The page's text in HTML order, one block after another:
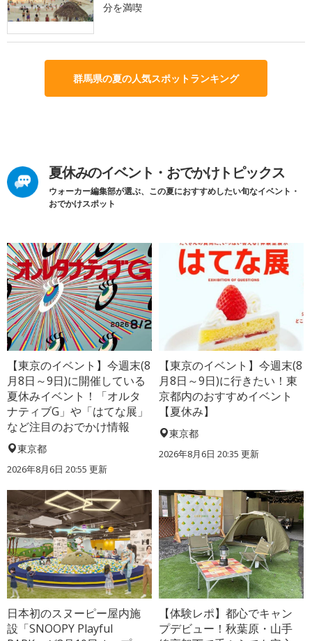
分を満喫
群馬県の夏の人気スポットランキング
夏休みのイベント・おでかけトピックス
ウォーカー編集部が選ぶ、この夏におすすめしたい旬なイベント・
おでかけスポット
【東京のイベント】今週末(8
月8日～9日)に開催している
夏休みイベント！「オルタ
ナティブG」や「はてな展」
など注目のおでかけ情報
東京都
2026年8月6日 20:55 更新
【東京のイベント】今週末(8
月8日～9日)に行きたい！東
京都内のおすすめイベント
【夏休み】
東京都
2026年8月6日 20:35 更新
日本初のスヌーピー屋内施
設「SNOOPY Playful
【体験レポ】都心でキャン
プデビュー！秋葉原・山手